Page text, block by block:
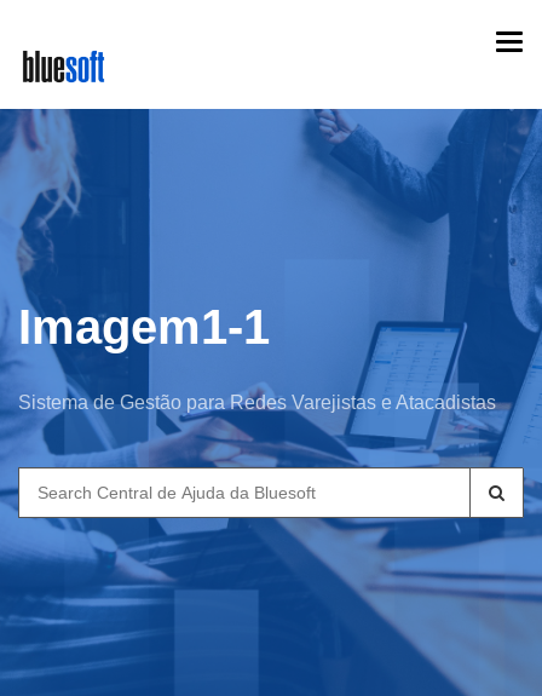
main
content
Imagem1-1
Sistema de Gestão para Redes Varejistas e Atacadistas
Search
for: